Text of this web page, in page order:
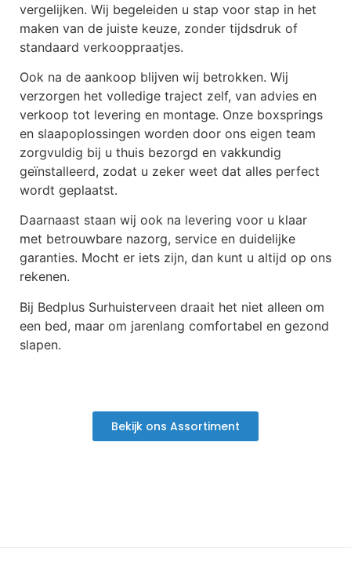
vergelijken. Wij begeleiden u stap voor stap in het
maken van de juiste keuze, zonder tijdsdruk of
standaard verkooppraatjes.
Ook na de aankoop blijven wij betrokken. Wij
verzorgen het volledige traject zelf, van advies en
verkoop tot levering en montage. Onze boxsprings
en slaapoplossingen worden door ons eigen team
zorgvuldig bij u thuis bezorgd en vakkundig
geïnstalleerd, zodat u zeker weet dat alles perfect
wordt geplaatst.
Daarnaast staan wij ook na levering voor u klaar
met betrouwbare nazorg, service en duidelijke
garanties. Mocht er iets zijn, dan kunt u altijd op ons
rekenen.
Bij Bedplus Surhuisterveen draait het niet alleen om
een bed, maar om jarenlang comfortabel en gezond
slapen.
Bekijk ons Assortiment